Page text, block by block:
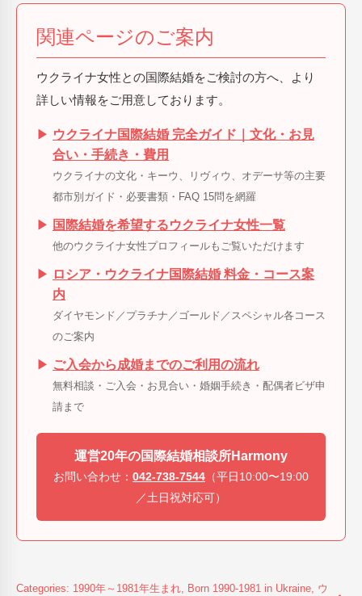
関連ページのご案内
ウクライナ女性との国際結婚をご検討の方へ、より
詳しい情報をご用意しております。
▶ ウクライナ国際結婚 完全ガイド｜文化・お見
合い・手続き・費用
ウクライナの文化・キーウ、リヴィウ、オデーサ等の主要
都市別ガイド・必要書類・FAQ 15問を網羅
▶ 国際結婚を希望するウクライナ女性一覧
他のウクライナ女性プロフィールもご覧いただけます
▶ ロシア・ウクライナ国際結婚 料金・コース案
内
ダイヤモンド／プラチナ／ゴールド／スペシャル各コース
のご案内
▶ ご入会から成婚までのご利用の流れ
無料相談・ご入会・お見合い・婚姻手続き・配偶者ビザ申
請まで
運営20年の国際結婚相談所Harmony
お問い合わせ： 042-738-7544 （平日10:00〜19:00
／土日祝対応可）
Categories: 1990年～1981年生まれ, Born 1990-1981 in Ukraine, ウ